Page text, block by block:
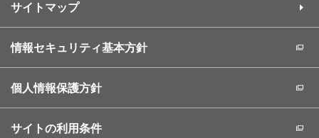
サイトマップ
情報セキュリティ基本方針
個人情報保護方針
サイトの利用条件